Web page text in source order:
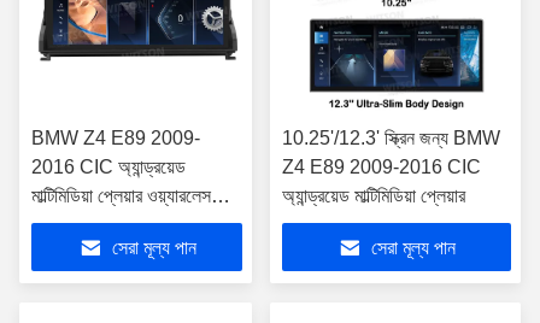
BMW Z4 E89 2009-
2016 CIC অ্যান্ড্রয়েড
মাল্টিমিডিয়া প্লেয়ার ওয়্যারলেস
ব্লুটুথ এবং এইচডি রেডিওর জন্য
10.25'' স্ক্রীনসেরা মূল্য পান
10.25'/12.3' স্ক্রিন জন্য BMW
Z4 E89 2009-2016 CIC
অ্যান্ড্রয়েড মাল্টিমিডিয়া প্লেয়ার
সেরা মূল্য পান